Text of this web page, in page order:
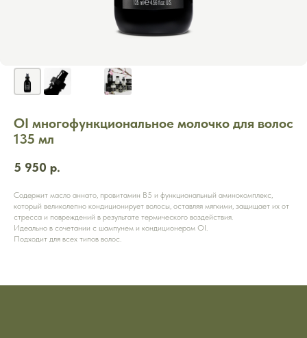
OI многофункциональное молочко для волос
135 мл
5 950 р.
Содержит масло аннато, провитамин B5 и функциональный аминокомплекс,
который великолепно кондиционирует волосы, оставляя мягкими, защищает их от
стресса и повреждений в результате термического воздействия.
Идеально в сочетании с шампунем и кондиционером OI.
Подходит для всех типов волос.